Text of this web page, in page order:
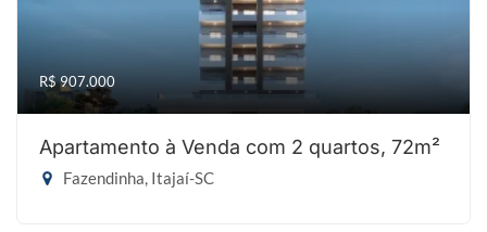
R$ 907.000
Apartamento à Venda com 2 quartos, 72m²
Fazendinha, Itajaí-SC